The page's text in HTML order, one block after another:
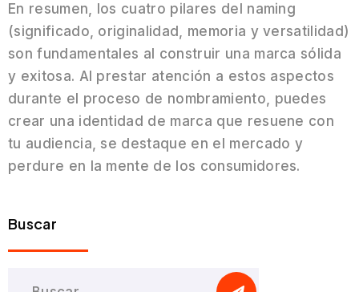
En resumen, los cuatro pilares del naming
(significado, originalidad, memoria y versatilidad)
son fundamentales al construir una marca sólida
y exitosa. Al prestar atención a estos aspectos
durante el proceso de nombramiento, puedes
crear una identidad de marca que resuene con
tu audiencia, se destaque en el mercado y
perdure en la mente de los consumidores.
Buscar